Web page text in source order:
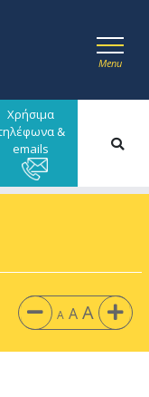
Menu
Χρήσιμα
&
emails
A A A